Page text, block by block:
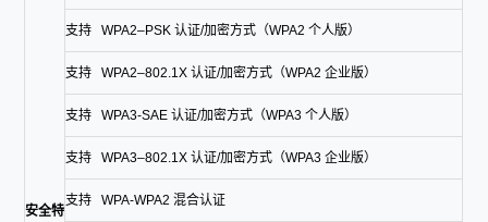
安全特
支持 WPA2–PSK 认证/加密方式（WPA2 个人版）
支持 WPA2–802.1X 认证/加密方式（WPA2 企业版）
支持 WPA3-SAE 认证/加密方式（WPA3 个人版）
支持 WPA3–802.1X 认证/加密方式（WPA3 企业版）
支持 WPA-WPA2 混合认证